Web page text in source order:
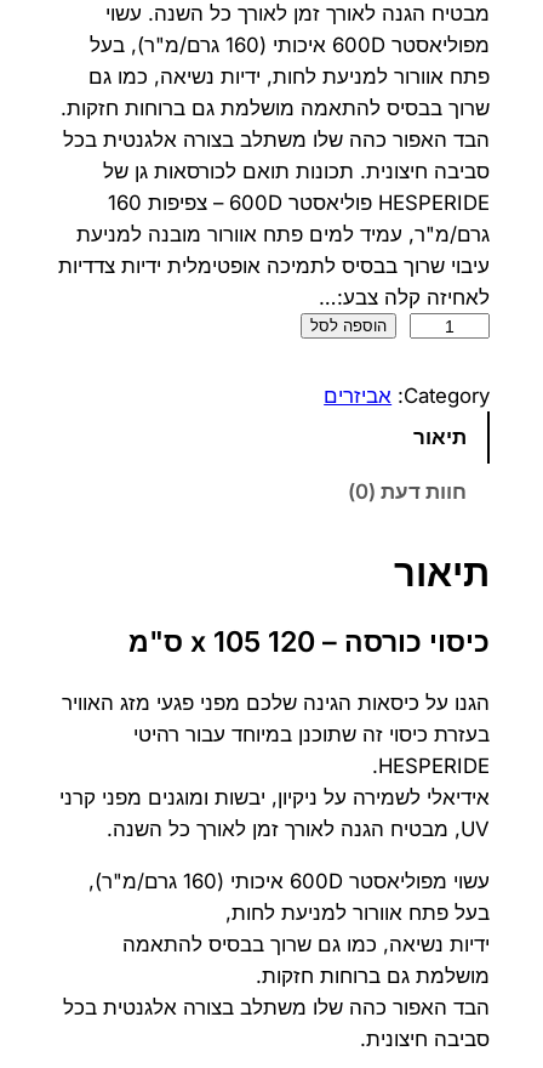
מבטיח הגנה לאורך זמן לאורך כל השנה. עשוי
מפוליאסטר 600D איכותי (160 גרם/מ"ר), בעל
פתח אוורור למניעת לחות, ידיות נשיאה, כמו גם
שרוך בבסיס להתאמה מושלמת גם ברוחות חזקות.
הבד האפור כהה שלו משתלב בצורה אלגנטית בכל
סביבה חיצונית. תכונות תואם לכורסאות גן של
HESPERIDE פוליאסטר 600D – צפיפות 160
גרם/מ"ר, עמיד למים פתח אוורור מובנה למניעת
עיבוי שרוך בבסיס לתמיכה אופטימלית ידיות צדדיות
לאחיזה קלה צבע:…
ו
ס
י
ו
ר
ס
ה
1
0
x
1
0
5
ס
הוספה לסל
Category: אביזרים
תיאור
חוות דעת (0)
תיאור
כיסוי כורסה – 120 x 105 ס"מ
הגנו על כיסאות הגינה שלכם מפני פגעי מזג האוויר
בעזרת כיסוי זה שתוכנן במיוחד עבור רהיטי
HESPERIDE.
אידיאלי לשמירה על ניקיון, יבשות ומוגנים מפני קרני
UV, מבטיח הגנה לאורך זמן לאורך כל השנה.
עשוי מפוליאסטר 600D איכותי (160 גרם/מ"ר),
בעל פתח אוורור למניעת לחות,
ידיות נשיאה, כמו גם שרוך בבסיס להתאמה
מושלמת גם ברוחות חזקות.
הבד האפור כהה שלו משתלב בצורה אלגנטית בכל
סביבה חיצונית.